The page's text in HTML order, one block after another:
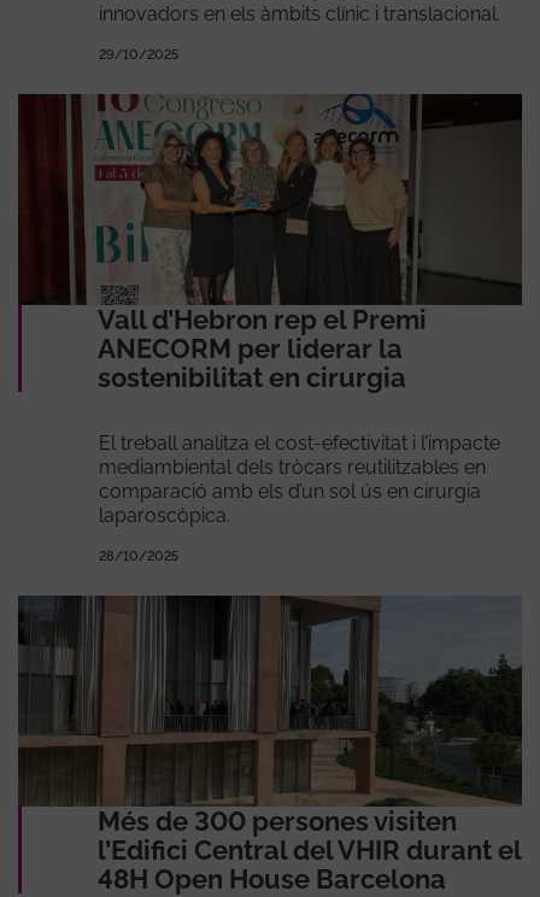
innovadors en els àmbits clínic i translacional.
29/10/2025
Vall d’Hebron rep el Premi
ANECORM per liderar la
sostenibilitat en cirurgia
El treball analitza el cost-efectivitat i l’impacte
mediambiental dels tròcars reutilitzables en
comparació amb els d’un sol ús en cirurgia
laparoscòpica.
28/10/2025
Més de 300 persones visiten
l’Edifici Central del VHIR durant el
48H Open House Barcelona